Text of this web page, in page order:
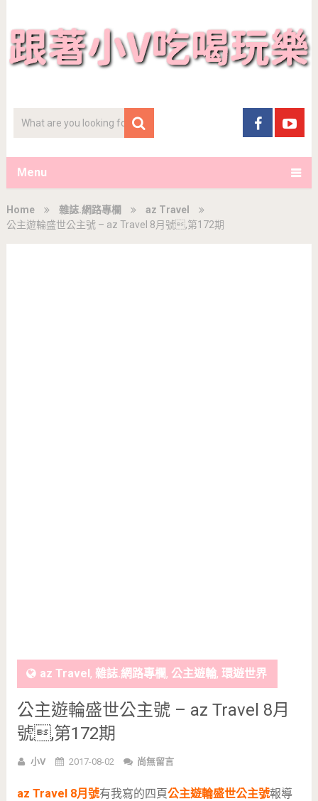
Menu
Home 雜誌.網路專欄
az Travel
公主遊輪盛世公主號 – az Travel 8月號,第172期
az Travel, 雜誌.網路專欄, 公主遊輪, 環遊世界
公主遊輪盛世公主號 – az Travel 8月
號,第172期
小V 2017-08-02 尚無留言
az Travel 8月號有我寫的四頁公主遊輪盛世公主號報導